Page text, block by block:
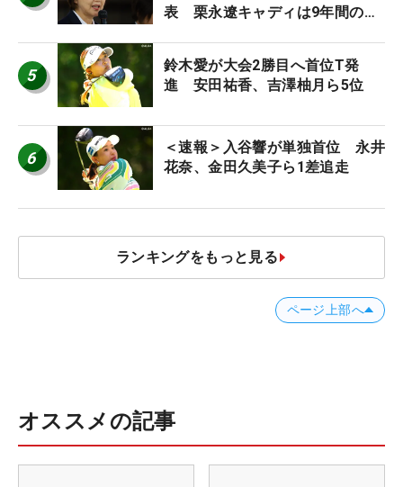
表 栗永遼キャディは9年間の立
5
鈴木愛が大会2勝目へ首位T発
進 安田祐香、吉澤柚月ら5位
6
＜速報＞入谷響が単独首位 永井
花奈、金田久美子ら1差追走
ランキングをもっと見る
ページ上部へ
オススメの記事